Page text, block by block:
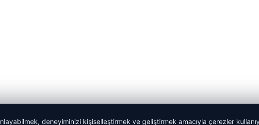
deneyiminizi kişiselleştirmek ve geliştirmek amacıyla çerezler